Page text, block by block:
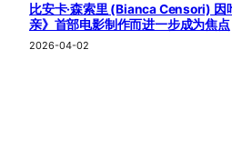
比安卡·森索里 (Bianca Censori) 因
亲》首部电影制作而进一步成为焦点
2026-04-02